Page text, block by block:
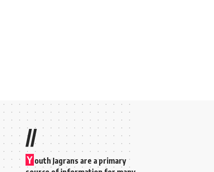
//
Y outh Jagrans are a primary